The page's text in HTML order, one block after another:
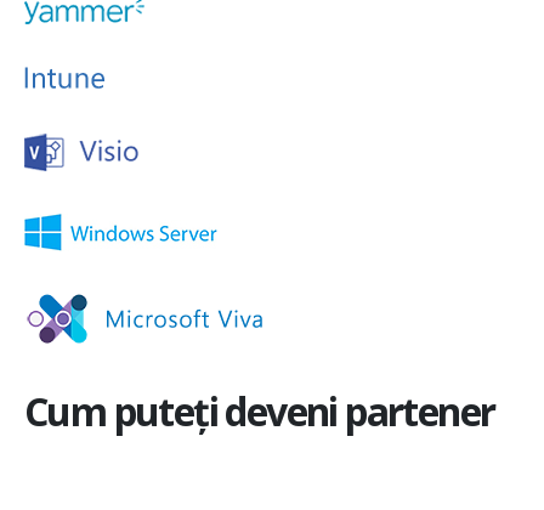
Cum puteți deveni partener